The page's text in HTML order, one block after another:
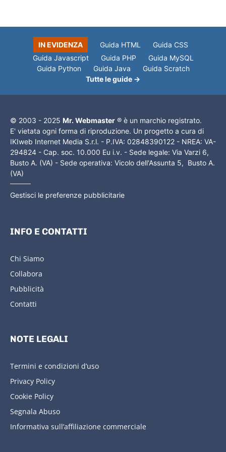
IN EVIDENZA Guida HTML
Guida CSS
Guida Javascript
Guida PHP
Guida MySQL
Guida Python
Guida Java
Guida Scratch
Tutte le guide →
© 2003 - 2025 Mr. Webmaster ® è un marchio registrato.
E' vietata ogni forma di riproduzione. Un progetto a cura di
IKIweb Internet Media S.r.l. - P.IVA: 02848390122 - NREA: VA-
294824 - Cap. soc. 10.000 Eu i.v. - Sede legale: Via Varzi 6,
Busto A. (VA) - Sede operativa: Vicolo dell'Assunta 5, Busto A.
(VA)
Gestisci le preferenze pubblicitarie
INFO E CONTATTI
Chi Siamo
Collabora
Pubblicità
Contatti
NOTE LEGALI
Termini e condizioni d’uso
Privacy Policy
Cookie Policy
Segnala Abuso
Informativa sull’affiliazione commerciale